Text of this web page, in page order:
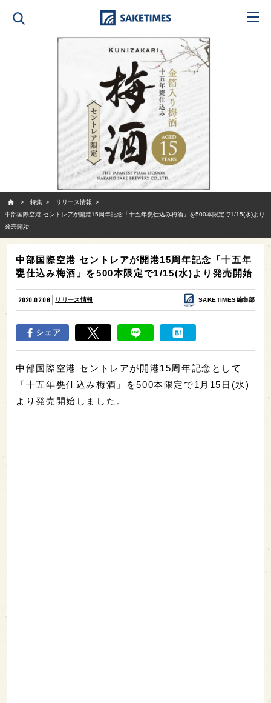
特集
リリース情報
中部国際空港 セントレアが開港15周年記念「十五年甕仕込み梅酒」を500本限定で1/15(水)より
発売開始
中部国際空港 セントレアが開港15周年記念「十五年
甕仕込み梅酒」を500本限定で1/15(水)より発売開始
2020.02.06 リリース情報 SAKETIMES編集部
シェア
中部国際空港 セントレアが開港15周年記念として
「十五年甕仕込み梅酒」を500本限定で1月15日(水)
より発売開始しました。